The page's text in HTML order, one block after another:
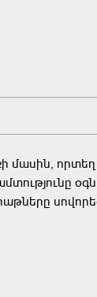
մասին, որտեղ